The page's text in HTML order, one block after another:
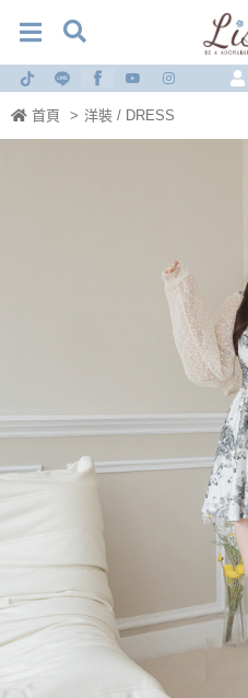
首頁 > 洋裝 / DRESS